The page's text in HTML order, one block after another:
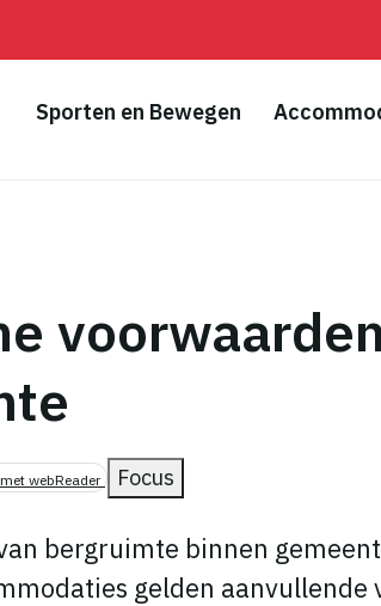
Sporten en Bewegen
voorwaarden
webReader Focus
bergruimte binnen
gelden aanvullende